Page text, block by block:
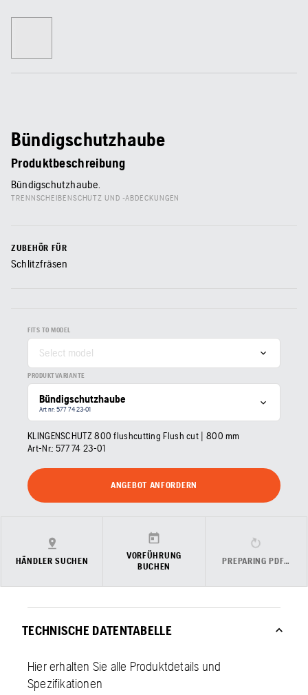
Bündigschutzhaube
Produktbeschreibung
Bündigschutzhaube.
TRENNSCHEIBENSCHUTZ UND -ABDECKUNGEN
ZUBEHÖR FÜR
Schlitzfräsen
FITS TO MODEL
Select model
PRODUKTVARIANTE
Bündigschutzhaube
Art nr: 577 74 23‑01
KLINGENSCHUTZ 800 flushcutting Flush cut | 800 mm
Art-Nr.: 577 74 23‑01
ANGEBOT ANFORDERN
HÄNDLER SUCHEN
VORFÜHRUNG
BUCHEN
PREPARING PDF…
TECHNISCHE DATENTABELLE
Hier erhalten Sie alle Produktdetails und
Spezifikationen